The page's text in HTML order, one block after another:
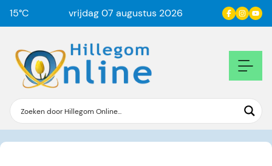
15°C vrijdag 07 augustus 2026